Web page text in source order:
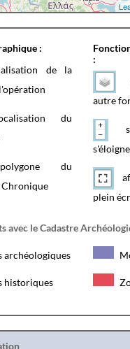
:
de la
du
du
:
autre
plein
avec le Cadastre
archéologiques
historiques